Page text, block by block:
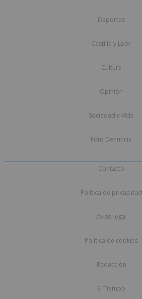
Deportes
Castilla y León
Cultura
Opinión
Sociedad y Vida
Foto Denuncia
Contacto
Política de privacidad
Aviso legal
Política de cookies
Redacción
El Tiempo